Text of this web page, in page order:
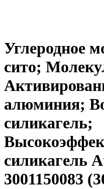
Углеродное
сито;
алюминия;
силикагель;
силикагель
3001150083